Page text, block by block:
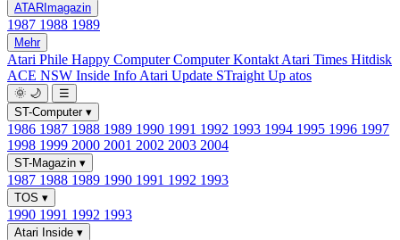
ATARImagazin
1987 1988 1989
Mehr
Atari Phile Happy ComputerComputer Kontakt Atari Times Hitdisk
ACE NSW Inside Info Atari Update STraight Up atos
🌞 🌙
☰
ST-Computer ▾
1986 1987 1988 1989 1990 1991 1992 1993 1994 1995 1996 1997
1998 1999 2000 2001 2002 2003 2004
ST-Magazin ▾
1987 1988 1989 1990 1991 1992 1993
TOS ▾
1990 1991 1992 1993
Atari Inside ▾